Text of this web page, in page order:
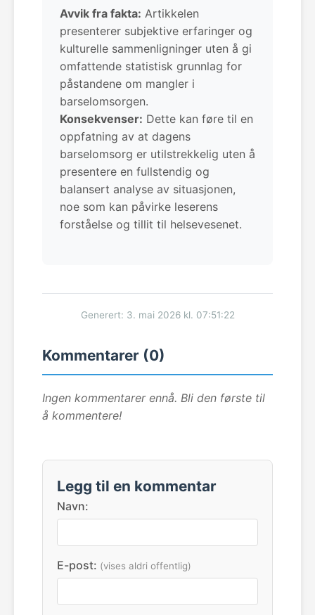
Avvik fra fakta: Artikkelen
presenterer subjektive erfaringer og
kulturelle sammenligninger uten å gi
omfattende statistisk grunnlag for
påstandene om mangler i
barselomsorgen.
Konsekvenser: Dette kan føre til en
oppfatning av at dagens
barselomsorg er utilstrekkelig uten å
presentere en fullstendig og
balansert analyse av situasjonen,
noe som kan påvirke leserens
forståelse og tillit til helsevesenet.
Generert: 3. mai 2026 kl. 07:51:22
Kommentarer (0)
Ingen kommentarer ennå. Bli den første til
å kommentere!
Legg til en kommentar
Navn:
E-post: (vises aldri offentlig)